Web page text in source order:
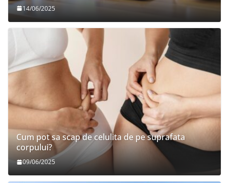
14/06/2025
Cum pot sa scap de celulita de pe suprafata
corpului?
09/06/2025